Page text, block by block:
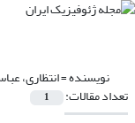
نویسنده =انتظاری،
تعداد مقالات: 1